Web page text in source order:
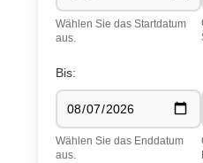
Wählen Sie das Startdatum
aus.
Bis:
Wählen Sie das Enddatum
aus.